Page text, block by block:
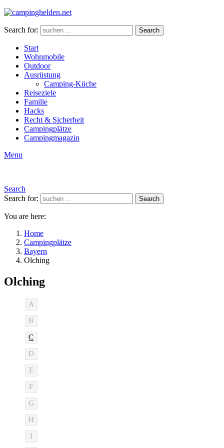
Search for: Search
Start
Wohnmobile
Outdoor
Ausrüstung
Camping-Küche
Reiseziele
Familie
Hacks
Recht & Sicherheit
Campingplätze
Campingmagazin
Menu
Search
Search for:
Search
You are here:
Home
Campingplätze
Bayern
Olching
Olching
A
B
C
D
E
F
G
H
I